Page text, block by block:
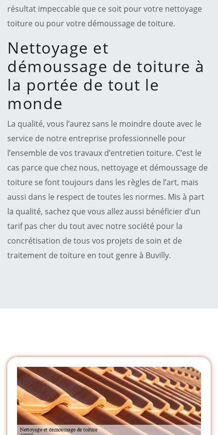
résultat impeccable que ce soit pour votre nettoyage
toiture ou pour votre démoussage de toiture.
Nettoyage et
démoussage de toiture à
la portée de tout le
monde
La qualité, vous l’aurez sans le moindre doute avec le
service de notre entreprise professionnelle pour
l’ensemble de vos travaux d’entretien toiture. C’est le
cas parce que chez nous, nettoyage et démoussage de
toiture se font toujours dans les règles de l’art, mais
aussi dans le respect de toutes les normes. Mis à part
la qualité, sachez que vous allez aussi bénéficier d’un
tarif pas cher du tout avec notre société pour la
concrétisation de tous vos projets de soin et de
traitement de toiture en tout genre à Buvilly.